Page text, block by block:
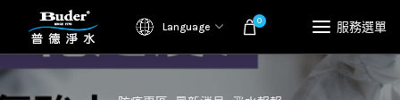
Language 0 服務選單